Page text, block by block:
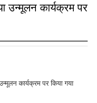
उन्मूलन कार्यक्रम पर
कार्यक्रम पर किया गया